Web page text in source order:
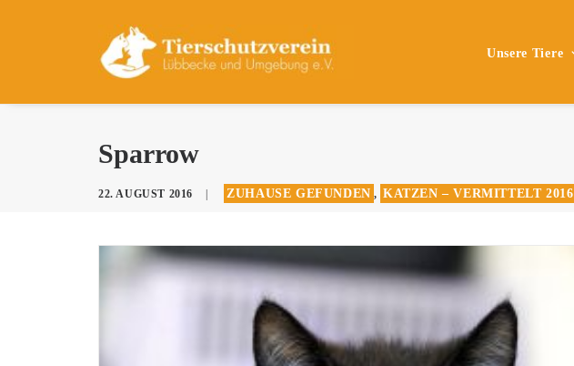
Unsere Tiere
Sparrow
22. AUGUST 2016 ZUHAUSE GEFUNDEN , KATZEN – VERMITTELT 2016